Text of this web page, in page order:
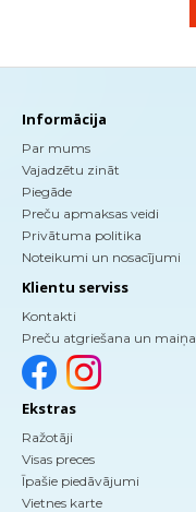
Informācija
Par mums
Vajadzētu zināt
Piegāde
Preču apmaksas veidi
Privātuma politika
Noteikumi un nosacījumi
Klientu serviss
Kontakti
Preču atgriešana un maiņa
Ekstras
Ražotāji
Visas preces
Īpašie piedāvājumi
Vietnes karte